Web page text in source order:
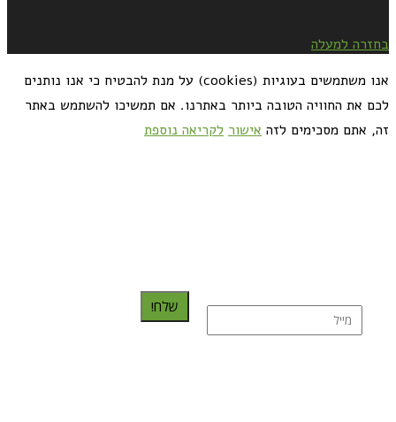
בחזרה למעלה
אנו משתמשים בעוגיות (cookies) על מנת להבטיח כי אנו נותנים
לכם את החוויה הטובה ביותר באתרנו. אם תמשיכו להשתמש באתר
זה, אתם מסכימים לזה אישור לקריאה נוספת
שלח!